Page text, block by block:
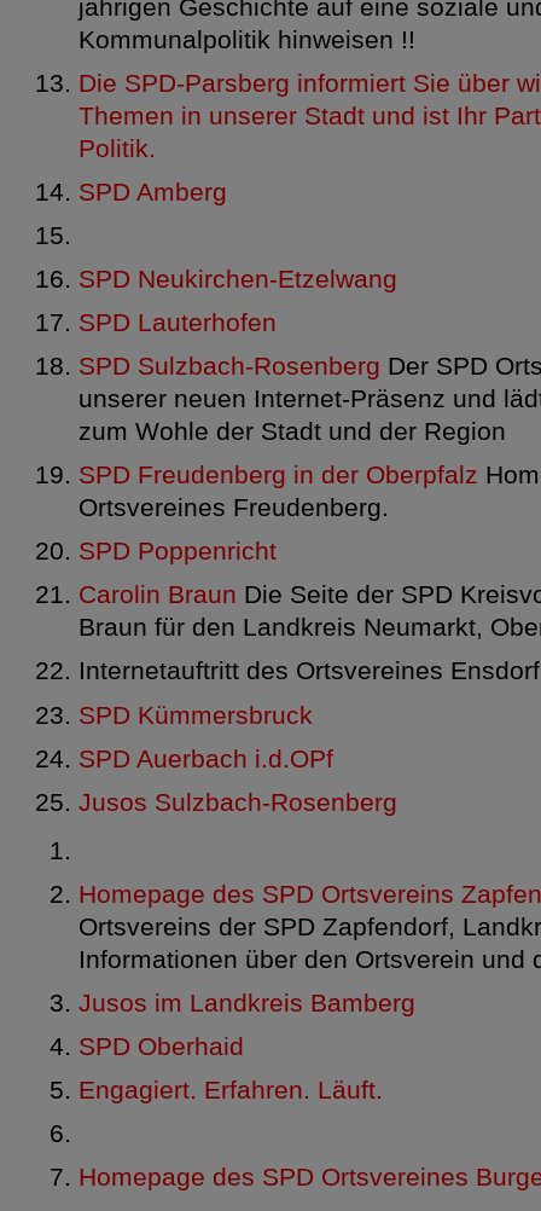
jährigen Geschichte auf eine soziale
Kommunalpolitik hinweisen !!
Die SPD-Parsberg informiert Sie über
Themen in unserer Stadt und ist Ihr
Politik.
SPD Amberg
SPD Neukirchen-Etzelwang
SPD Lauterhofen
SPD Sulzbach-Rosenberg Der SPD
unserer neuen Internet-Präsenz und
zum Wohle der Stadt und der Region
SPD Freudenberg in der Oberpfalz
Ortsvereines Freudenberg.
SPD Poppenricht
Carolin Braun Die Seite der SPD
Braun für den Landkreis Neumarkt,
Internetauftritt des Ortsvereines
SPD Kümmersbruck
SPD Auerbach i.d.OPf
Jusos Sulzbach-Rosenberg
Homepage des SPD Ortsvereins
Ortsvereins der SPD Zapfendorf,
Informationen über den Ortsverein und
Jusos im Landkreis Bamberg
SPD Oberhaid
Engagiert. Erfahren. Läuft.
Homepage des SPD Ortsvereines